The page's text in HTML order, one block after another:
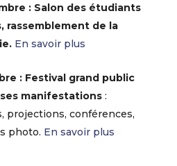
: Salon des étudiants
rassemblement de la
En savoir plus
: Festival grand public
manifestations:
projections, conférences,
photo. En savoir plus